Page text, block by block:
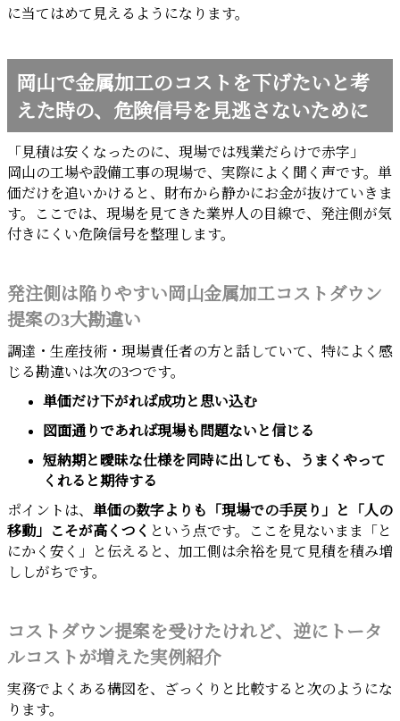
に当てはめて見えるようになります。
岡山で金属加工のコストを下げたいと考
えた時の、危険信号を見逃さないために
「見積は安くなったのに、現場では残業だらけで赤字」
岡山の工場や設備工事の現場で、実際によく聞く声です。単
価だけを追いかけると、財布から静かにお金が抜けていきま
す。ここでは、現場を見てきた業界人の目線で、発注側が気
付きにくい危険信号を整理します。
発注側は陥りやすい岡山金属加工コストダウン
提案の3大勘違い
調達・生産技術・現場責任者の方と話していて、特によく感
じる勘違いは次の3つです。
単価だけ下がれば成功と思い込む
図面通りであれば現場も問題ないと信じる
短納期と曖昧な仕様を同時に出しても、うまくやって
くれると期待する
ポイントは、 単価の数字よりも「現場での手戻り」と「人の
移動」こそが高くつく という点です。ここを見ないまま「と
にかく安く」と伝えると、加工側は余裕を見て見積を積み増
ししがちです。
コストダウン提案を受けたけれど、逆にトータ
ルコストが増えた実例紹介
実務でよくある構図を、ざっくりと比較すると次のようにな
ります。